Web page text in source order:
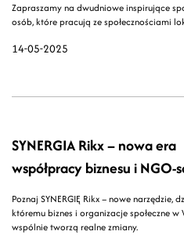
14-05-2025
Zapraszamy na dwudniowe inspirujące
osób, które pracują ze społecznościami
SYNERGIA Rikx – nowa era
współpracy biznesu i NGO-
Poznaj SYNERGIĘ Rikx – nowe narzędzie,
któremu biznes i organizacje społeczne w
wspólnie tworzą realne zmiany.